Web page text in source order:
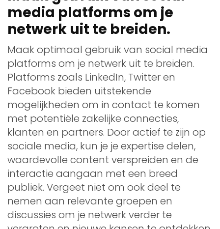
media platforms om je
netwerk uit te breiden.
Maak optimaal gebruik van social media
platforms om je netwerk uit te breiden.
Platforms zoals LinkedIn, Twitter en
Facebook bieden uitstekende
mogelijkheden om in contact te komen
met potentiële zakelijke connecties,
klanten en partners. Door actief te zijn op
sociale media, kun je je expertise delen,
waardevolle content verspreiden en de
interactie aangaan met een breed
publiek. Vergeet niet om ook deel te
nemen aan relevante groepen en
discussies om je netwerk verder te